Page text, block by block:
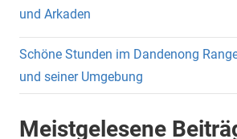
und Arkaden
Schöne Stunden im Dandenong
und seiner Umgebung
Meistgelesene